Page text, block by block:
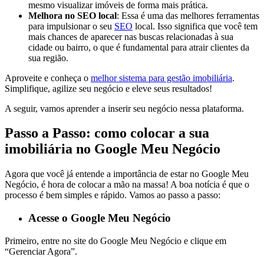
mesmo visualizar imóveis de forma mais prática.
Melhora no SEO local: Essa é uma das melhores ferramentas
para impulsionar o seu SEO local. Isso significa que você tem
mais chances de aparecer nas buscas relacionadas à sua
cidade ou bairro, o que é fundamental para atrair clientes da
sua região.
Aproveite e conheça o melhor sistema para gestão imobiliária.
Simplifique, agilize seu negócio e eleve seus resultados!
A seguir, vamos aprender a inserir seu negócio nessa plataforma.
Passo a Passo: como colocar a sua
imobiliária no Google Meu Negócio
Agora que você já entende a importância de estar no Google Meu
Negócio, é hora de colocar a mão na massa! A boa notícia é que o
processo é bem simples e rápido. Vamos ao passo a passo:
Acesse o Google Meu Negócio
Primeiro, entre no site do Google Meu Negócio e clique em
“Gerenciar Agora”.